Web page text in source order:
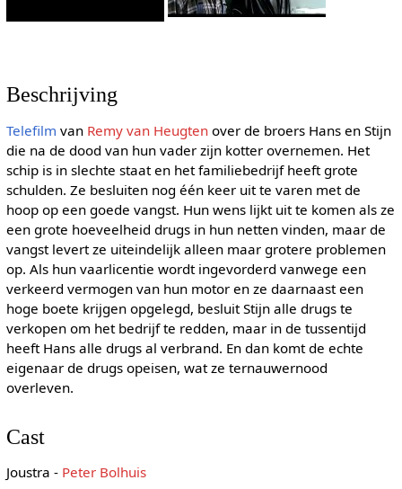
Beschrijving
Telefilm van Remy van Heugtenover de broers Hans en Stijn
die na de dood van hun vader zijn kotter overnemen. Het
schip is in slechte staat en het familiebedrijf heeft grote
schulden. Ze besluiten nog één keer uit te varen met de
hoop op een goede vangst. Hun wens lijkt uit te komen als ze
een grote hoeveelheid drugs in hun netten vinden, maar de
vangst levert ze uiteindelijk alleen maar grotere problemen
op. Als hun vaarlicentie wordt ingevorderd vanwege een
verkeerd vermogen van hun motor en ze daarnaast een
hoge boete krijgen opgelegd, besluit Stijn alle drugs te
verkopen om het bedrijf te redden, maar in de tussentijd
heeft Hans alle drugs al verbrand. En dan komt de echte
eigenaar de drugs opeisen, wat ze ternauwernood
overleven.
Cast
Joustra - Peter Bolhuis